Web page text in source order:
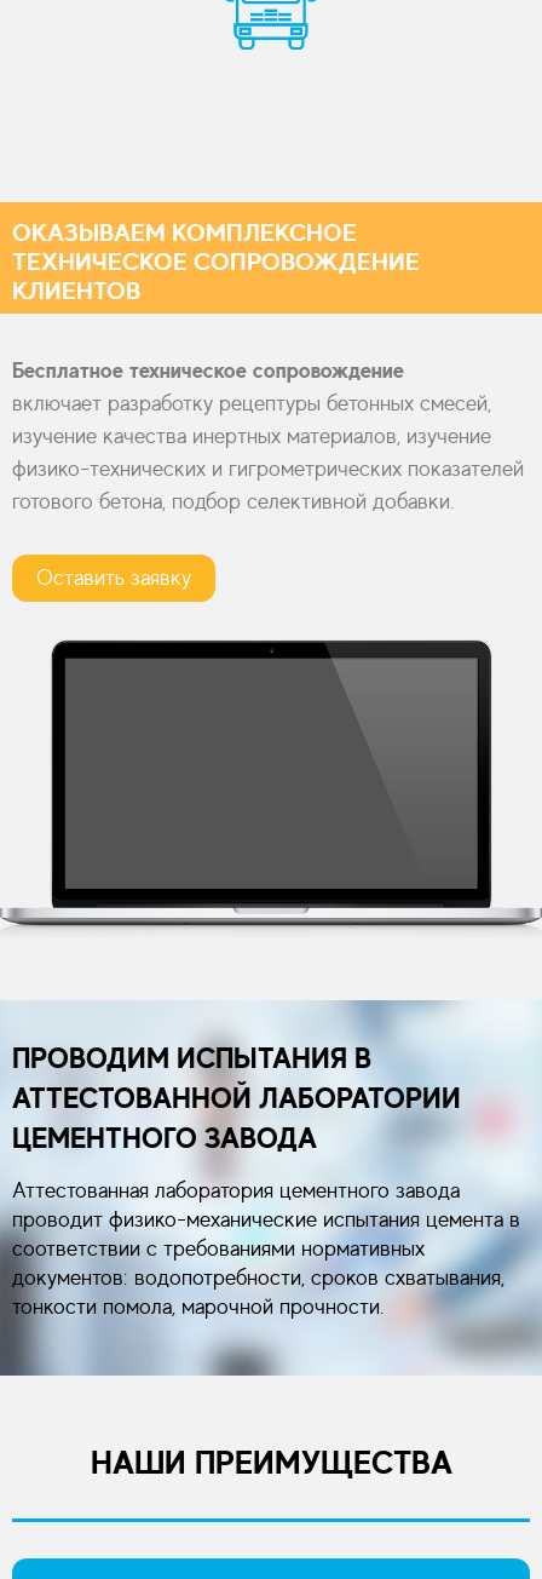
ОКАЗЫВАЕМ КОМПЛЕКСНОЕ
ТЕХНИЧЕСКОЕ СОПРОВОЖДЕНИЕ
КЛИЕНТОВ
Бесплатное техническое сопровождение
включает разработку рецептуры бетонных смесей,
изучение качества инертных материалов, изучение
физико-технических и гигрометрических показателей
готового бетона, подбор селективной добавки.
Оставить заявку
ПРОВОДИМ ИСПЫТАНИЯ В
АТТЕСТОВАННОЙ ЛАБОРАТОРИИ
ЦЕМЕНТНОГО ЗАВОДА
Аттестованная лаборатория цементного завода
проводит физико-механические испытания цемента в
соответствии с требованиями нормативных
документов: водопотребности, сроков схватывания,
тонкости помола, марочной прочности.
НАШИ ПРЕИМУЩЕСТВА